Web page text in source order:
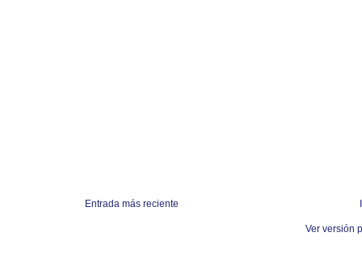
Entrada más reciente
Ver versión